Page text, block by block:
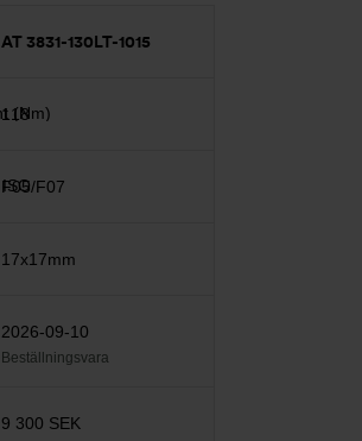
AT 3831-130LT-1015
118
F05/F07
17x17mm
2026-09-10
Beställningsvara
9 300 SEK